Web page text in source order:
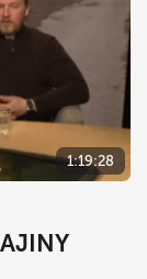
1:19:28